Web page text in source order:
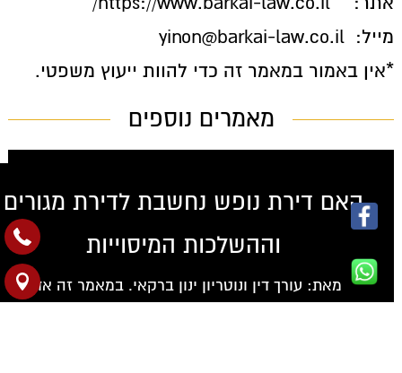
מייל: yinon@barkai-law.co.il
*אין באמור במאמר זה כדי להוות ייעוץ משפטי.
מאמרים נוספים
האם דירת נופש נחשבת לדירת מגורים
וההשלכות המיסוייות
מאת: עורך דין ונוטריון ינון ברקאי. במאמר זה אדון